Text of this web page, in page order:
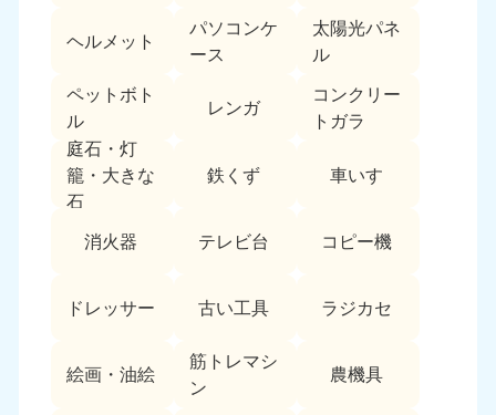
ヘルメット
パソコンケ
ース
太陽光パネ
ル
ペットボト
ル
レンガ
コンクリー
トガラ
庭石・灯
籠・大きな
石
鉄くず 車いす
消火器 テレビ台 コピー機
ドレッサー 古い工具 ラジカセ
絵画・油絵
筋トレマシ
ン
農機具
050-1881-5146
9:00〜19:00 年中無休
050-1880-9900
9:00〜19:00 年中無休
広島県
050-1881-5144
9:00〜19:00 年中無休
鳥取県
050-1881-5156
9:00〜19:00 年中無休
050-1880-9899
9:00〜19:00 年中無休
050-1880-9898
9:00〜19:00 年中無休